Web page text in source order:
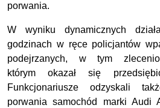
porwania.
W wyniku dynamicznych
godzinach w ręce policjantów
podejrzanych, w tym
którym okazał się
Funkcjonariusze odzyskali
porwania samochód marki Audi